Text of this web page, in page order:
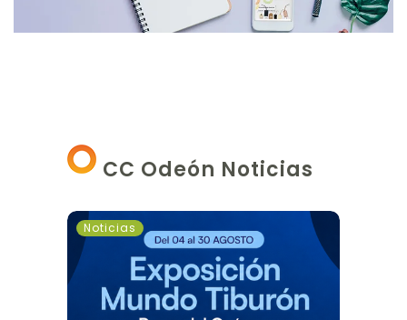
CC Odeón Noticias
de
Tiburones
Noticias